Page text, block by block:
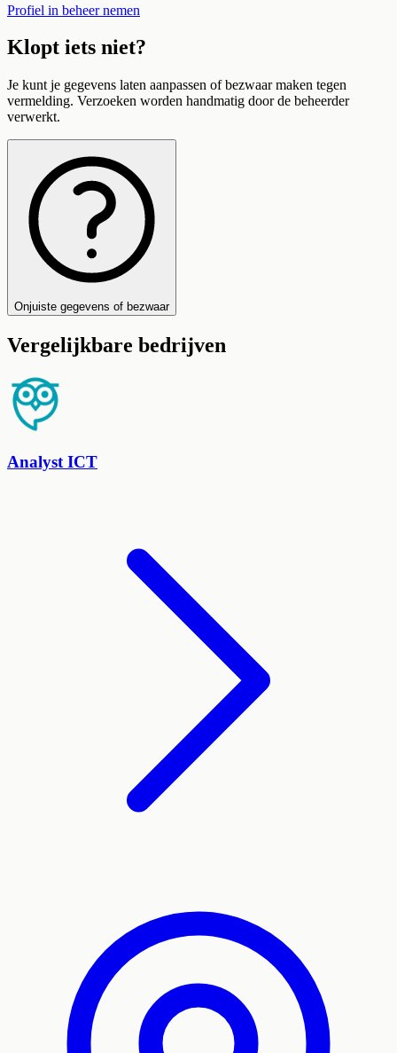
Profiel in beheer nemen
Klopt iets niet?
Je kunt je gegevens laten aanpassen of bezwaar maken tegen
vermelding. Verzoeken worden handmatig door de beheerder
verwerkt.
Onjuiste gegevens of bezwaar
Vergelijkbare bedrijven
Analyst ICT